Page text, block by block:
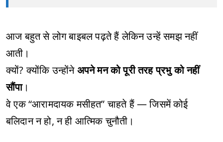
आज बहुत से लोग बाइबल पढ़ते हैं लेकिन उन्हें समझ नहीं
आती।
क्यों? क्योंकि उन्होंनेअपने मन को पूरी तरह प्रभु को नहीं
सौंपा।
वे एक “आरामदायक मसीहत” चाहते हैं — जिसमें कोई
बलिदान न हो, न ही आत्मिक चुनौती।